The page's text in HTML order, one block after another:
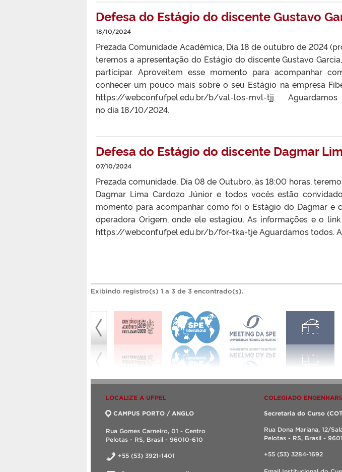
Defesa do Estágio do discente Gustavo
18/10/2024
Prezada Comunidade Acadêmica, Dia 18 de outubro de 2024
teremos a apresentação do Estágio do discente Gustavo
participar. Aproveitem esse momento para acompanhar
conhecer um pouco mais sobre o seu Estágio na empresa
https://webconf.ufpel.edu.br/b/val-los-mvl-tjj
no dia 18/10/2024.
Defesa do Estágio do discente Dagmar
07/10/2024
Prezada comunidade, Dia 08 de Outubro, às 18:00 horas,
Dagmar Lima Cardozo Júnior e todos vocês estão
momento para acompanhar como foi o Estágio do Dagmar e
operadora Origem, onde ele estagiou. As informações e o
https://webconf.ufpel.edu.br/b/for-tka-tje Aguardamos todos.
Exibindo registro(s) 1 a 3 de 3 encontrado(s).
LOCALIZE A UFPEL
CAMPUS PORTO / ANGLO
Rua Gomes Carneiro, 01 - Centro
Pelotas - RS, Brasil - 96010-610
+55 (53) 3921-1401
COLEGIADO
Secretaria do Curso
Rua Dona Mariana, 12/
Pelotas - RS, Brasil -
+55 (53) 3284-1692